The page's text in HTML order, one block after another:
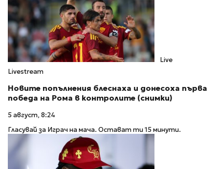
Live
Livestream
Новите попълнения блеснаха и донесоха първа
победа на Рома в контролите (снимки)
5 август, 8:24
Гласувай за Играч на мача. Остават ти 15 минути.